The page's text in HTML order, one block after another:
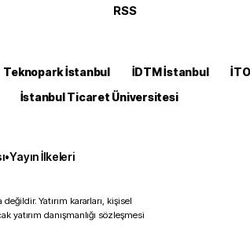
RSS
Teknopark İstanbul İDTM İstanbul
İstanbul Ticaret Üniversitesi
•Yayın İlkeleri
Yatırım kararları, kişisel
danışmanlığı sözleşmesi